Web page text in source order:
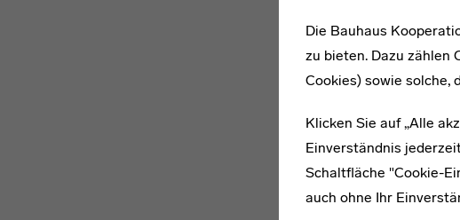
Die Bauhaus
zu bieten. Dazu zählen
Cookies) sowie solche,
Klicken Sie auf „Alle
Einverständnis
Schaltfläche "Cookie-
auch ohne Ihr